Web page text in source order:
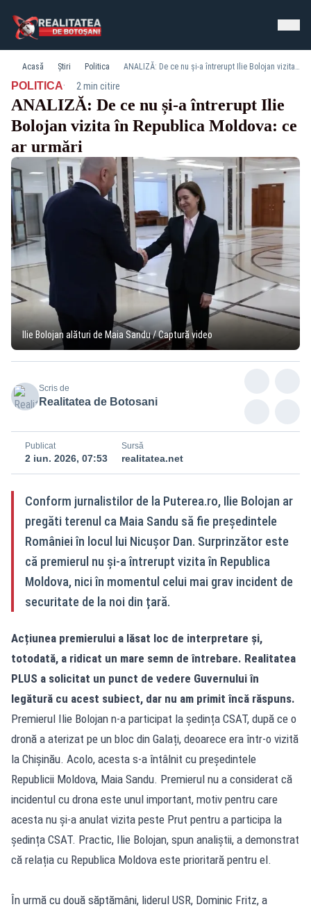
Acasă Știri Politica ANALIZĂ: De ce nu și-a întrerupt Ilie Bolojan vizita în Republica Moldova: ce ar urmări
POLITICA· 2 min citire
ANALIZĂ: De ce nu și-a întrerupt Ilie
Bolojan vizita în Republica Moldova: ce
ar urmări
Ilie Bolojan alături de Maia Sandu / Captură video
Scris de
Realitatea de Botosani
Publicat
2 iun. 2026, 07:53
Sursă
realitatea.net
Conform jurnalistilor de la Puterea.ro, Ilie Bolojan ar
pregăti terenul ca Maia Sandu să fie președintele
României în locul lui Nicușor Dan. Surprinzător este
că premierul nu și-a întrerupt vizita în Republica
Moldova, nici în momentul celui mai grav incident de
securitate de la noi din țară.
Acțiunea premierului a lăsat loc de interpretare și,
totodată, a ridicat un mare semn de întrebare. Realitatea
PLUS a solicitat un punct de vedere Guvernului în
legătură cu acest subiect, dar nu am primit încă răspuns.
Premierul Ilie Bolojan n-a participat la ședința CSAT, după ce o
dronă a aterizat pe un bloc din Galați, deoarece era într-o vizită
la Chișinău. Acolo, acesta s-a întâlnit cu președintele
Republicii Moldova, Maia Sandu. Premierul nu a considerat că
incidentul cu drona este unul important, motiv pentru care
acesta nu și-a anulat vizita peste Prut pentru a participa la
ședința CSAT. Practic, Ilie Bolojan, spun analiștii, a demonstrat
că relația cu Republica Moldova este prioritară pentru el.
În urmă cu două săptămâni, liderul USR, Dominic Fritz, a